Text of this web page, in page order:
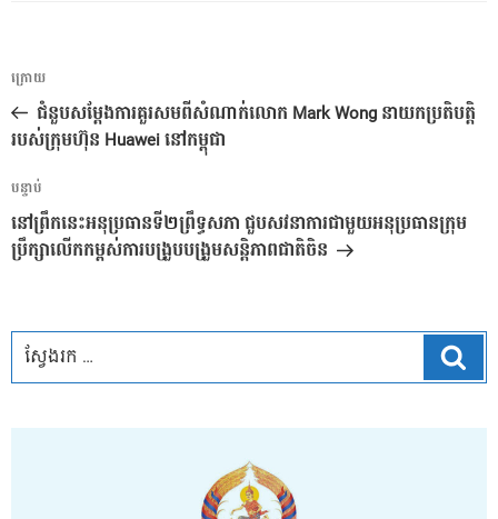
ការ​
នាំទិស​
ប្រកាស
អត្ថបទ
មុន
ក្រោយ
ជំនួបសម្តែងការគួរសមពីសំណាក់លោក Mark Wong នាយកប្រតិបត្តិ
របស់ក្រុមហ៊ុន Huawei នៅកម្ពុជា
អត្ថបទ
បន្ទាប់
បន្ទាប់
នៅព្រឹកនេះអនុប្រធានទី២ព្រឹទ្ធសភា ជួបសវនាការជាមួយអនុប្រធានក្រុម
ប្រឹក្សាលើកកម្ពស់ការបង្រួបបង្រួមសន្តិភាពជាតិចិន